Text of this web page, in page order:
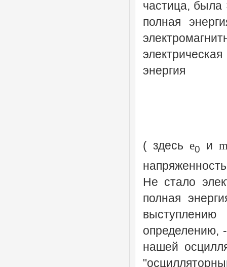
частица,
полная
энергия
( здесь e0 и
Не стало
полная
определению,
нашей